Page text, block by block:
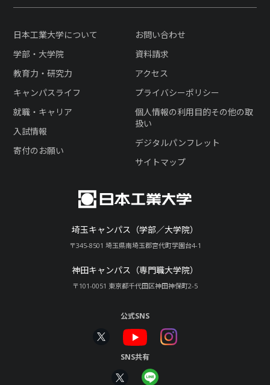
埼玉キャンパス（学部／大学院）
〒345-8501 埼玉県南埼玉郡宮代町学園台4-1
神田キャンパス（専門職大学院）
〒101-0051 東京都千代田区神田神保町2-5
日本工業大学について
学部・大学院
教育力・研究力
キャンパスライフ
就職・キャリア
入試情報
寄付のお願い
お問い合わせ
資料請求
アクセス
プライバシーポリシー
個人情報の利用目的その他の取
扱い
デジタルパンフレット
サイトマップ
公式SNS
SNS共有